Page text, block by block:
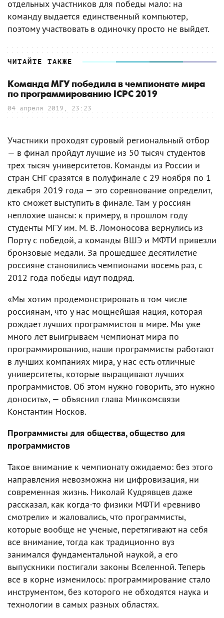
отдельных участников для победы мало: на
команду выдается единственный компьютер,
поэтому участвовать в одиночку просто не выйдет.
ЧИТАЙТЕ ТАКЖЕ
Команда МГУ победила в чемпионате мира
по программированию ICPC 2019
04 апреля 2019, 23:23
Участники проходят суровый региональный отбор
— в финал пройдут лучшие из 50 тысяч студентов
трех тысяч университетов. Команды из России и
стран СНГ сразятся в полуфинале с 29 ноября по 1
декабря 2019 года — это соревнование определит,
кто сможет выступить в финале. Там у россиян
неплохие шансы: к примеру, в прошлом году
студенты МГУ им. М. В. Ломоносова вернулись из
Порту с победой, а команды ВШЭ и МФТИ привезли
бронзовые медали. За прошедшее десятилетие
россияне становились чемпионами восемь раз, с
2012 года победы идут подряд.
«Мы хотим продемонстрировать в том числе
россиянам, что у нас мощнейшая нация, которая
рождает лучших программистов в мире. Мы уже
много лет выигрываем чемпионат мира по
программированию, наши программисты работают
в лучших компаниях мира, у нас есть отличные
университеты, которые выращивают лучших
программистов. Об этом нужно говорить, это нужно
доносить», — объяснил глава Минкомсвязи
Константин Носков.
Программисты для общества, общество для
программистов
Такое внимание к чемпионату ожидаемо: без этого
направления невозможна ни цифровизация, ни
современная жизнь. Николай Кудрявцев даже
рассказал, как когда-то физики МФТИ «ревниво
смотрели» и жаловались, что программисты,
которые вообще не ученые, перетягивают на себя
все внимание, тогда как традиционно вуз
занимался фундаментальной наукой, а его
выпускники постигали законы Вселенной. Теперь
все в корне изменилось: программирование стало
инструментом, без которого не обходятся наука и
технологии в самых разных областях.